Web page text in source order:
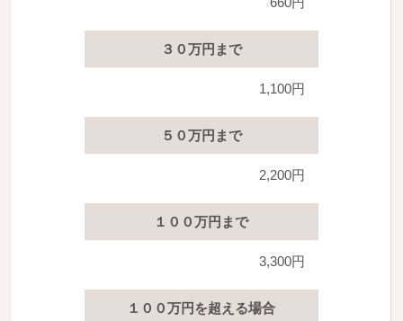
３０万円まで
1,100円
５０万円まで
2,200円
１００万円まで
3,300円
１００万円を超える場合